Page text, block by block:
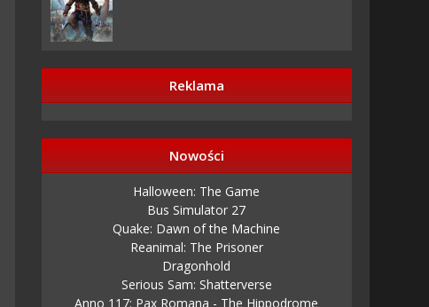
Reklama
Nowości
Halloween: The Game
Bus Simulator 27
Quake: Dawn of the Machine
Reanimal: The Prisoner
Dragonhold
Serious Sam: Shatterverse
Anno 117: Pax Romana - The Hippodrome